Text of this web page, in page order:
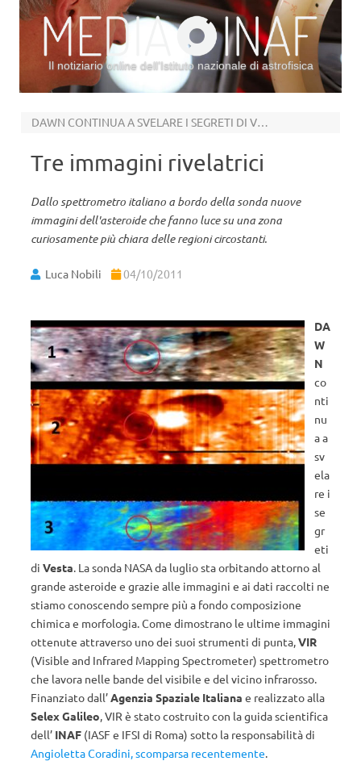
Il notiziario online dell’Istituto nazionale di astrofisica
DAWN CONTINUA A SVELARE I SEGRETI DI VESTA
Tre immagini rivelatrici
Dallo spettrometro italiano a bordo della sonda nuove
immagini dell'asteroide che fanno luce su una zona
curiosamente più chiara delle regioni circostanti.
Luca Nobili 04/10/2011
DA
W
N
co
nti
nu
a a
sv
ela
re i
se
gr
eti
di Vesta. La sonda NASA da luglio sta orbitando attorno al
grande asteroide e grazie alle immagini e ai dati raccolti ne
stiamo conoscendo sempre più a fondo composizione
chimica e morfologia. Come dimostrano le ultime immagini
ottenute attraverso uno dei suoi strumenti di punta,VIR
(Visible and Infrared Mapping Spectrometer) spettrometro
che lavora nelle bande del visibile e del vicino infrarosso.
Finanziato dall’Agenzia Spaziale Italiana e realizzato alla
Selex Galileo, VIR è stato costruito con la guida scientifica
dell’ INAF (IASF e IFSI di Roma) sotto la responsabilità di
Angioletta Coradini, scomparsa recentemente.